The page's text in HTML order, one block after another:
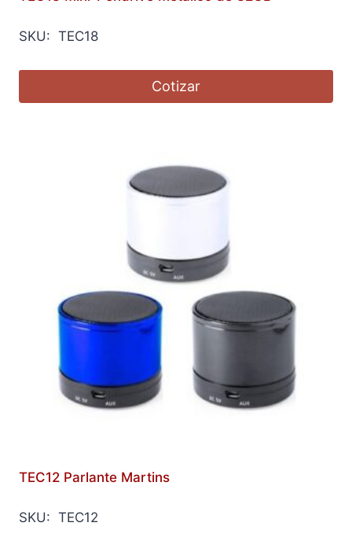
SKU: TEC18
Cotizar
TEC12 Parlante Martins
SKU: TEC12